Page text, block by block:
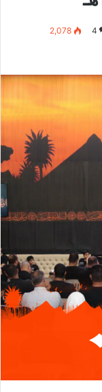
4
2,078